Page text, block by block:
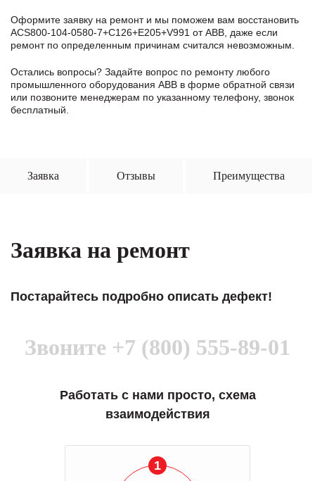
Оформите заявку на ремонт и мы поможем вам восстановить
ACS800-104-0580-7+C126+E205+V991 от ABB, даже если
ремонт по определенным причинам считался невозможным.
Остались вопросы? Задайте вопрос по ремонту любого
промышленного оборудования ABB в формe обратной связи
или позвоните менеджерам по указанному телефону, звонок
бесплатный.
Заявка Отзывы Преимущества
Заявка на ремонт
Постарайтесь подробно описать дефект!
Звоните +7 (800) 555-89-01
Работать с нами просто, схема
взаимодействия
1